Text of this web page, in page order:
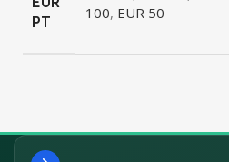
PT
100, EUR 50